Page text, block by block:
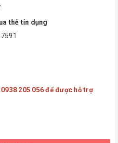
thẻ tín dụng
7591
205 056 để được hỗ trợ